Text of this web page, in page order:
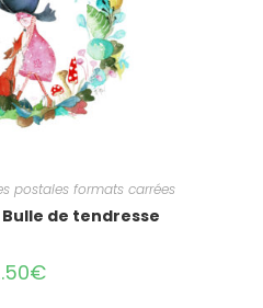
postales formats carrées
de tendresse
€